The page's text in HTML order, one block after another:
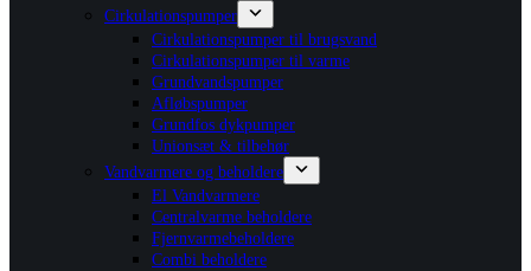
Cirkulationspumper
Cirkulationspumper til brugsvand
Cirkulationspumper til varme
Grundvandspumper
Afløbspumper
Grundfos dykpumper
Unionsæt & tilbehør
Vandvarmere og beholdere
El Vandvarmere
Centralvarme beholdere
Fjernvarmebeholdere
Combi beholdere